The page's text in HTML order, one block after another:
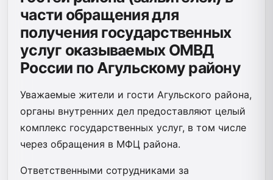
части обращения для
получения государственных
услуг оказываемых ОМВД
России по Агульскому району
Уважаемые жители и гости Агульского района,
органы внутренних дел предоставляют целый
комплекс государственных услуг, в том числе
через обращения в МФЦ района.
Ответственными сотрудниками за